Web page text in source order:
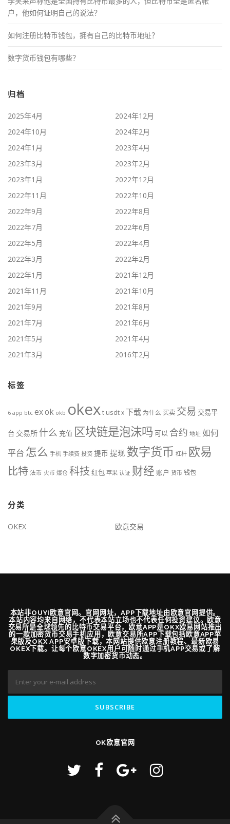
户，他如何证明自己的说法？
如何注册比特币钱包，拥有自己的比特币地址？
数字货币钱包有哪些？
归档
2025年4月
2024年12月
2024年10月
2024年2月
2024年1月
2023年4月
2023年3月
2023年2月
2023年1月
2022年12月
2022年11月
2022年10月
2022年9月
2022年8月
2022年7月
2022年6月
2022年5月
2022年4月
2022年3月
2022年2月
2022年1月
2021年12月
2021年11月
2021年10月
2021年9月
2021年8月
2021年7月
2021年6月
2021年5月
2021年4月
2021年3月
2016年2月
标签
6 app btc exok okb okext usdtx下载 为什么 买卖 交易 交易平
台 交易所 什么 充值 区块链是泡沫吗 可以 合约 地址 如何
平台 怎么 手机 手续费 投资 提币 提现 数字货币 杠杆 欧易
比特法币 火币 爆仓 科技 红包 苹果 认证 财经 账户 货币 钱包
分类
OKEX 欧意交易
本站非OUYI欧意官网。官网网址，APP下载地址由欧意官网提供。
本站内容均来自网络，不代表本站立场也不代表任何投资建议。欧意
交易所是全球领先的比特币交易平台，欧意APP是OKX欧易网站推出
的一款加密货币交易手机应用，欧意交易所APP下载包括欧意APP苹
果版及OKX APP安卓版下载，本网站提供欧意注册教程、最新欧易
OKEX下载。让每个欧意OKEX用户可随时通过手机APP交易或了解
数字加密货币动态。
OK欧意官网